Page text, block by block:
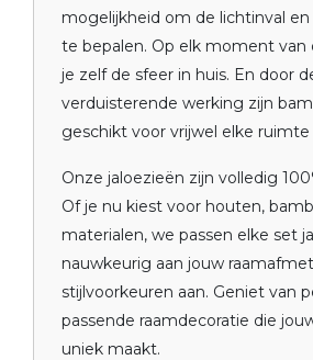
mogelijkheid om de lichtinval en
te bepalen. Op elk moment van
je zelf de sfeer in huis. En door
verduisterende werking zijn
geschikt voor vrijwel elke ruimte
Onze jaloezieën zijn volledig
Of je nu kiest voor houten,
materialen, we passen elke set
nauwkeurig aan jouw
stijlvoorkeuren aan. Geniet van
passende raamdecoratie die
uniek maakt.